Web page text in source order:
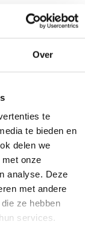
te
delen we
onze
analyse. Deze
met andere
ze hebben
services.
67 cm
n.n.b.